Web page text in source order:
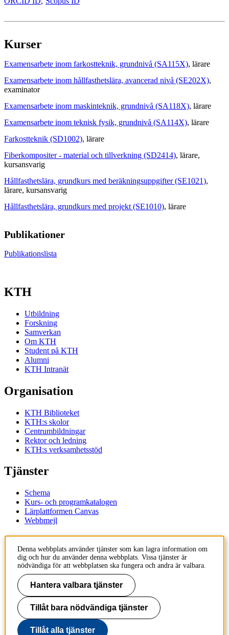
Kurser
Examensarbete inom farkostteknik, grundnivå (SA115X), lärare
Examensarbete inom hållfasthetslära, avancerad nivå (SE202X),
examinator
Examensarbete inom maskinteknik, grundnivå (SA118X), lärare
Examensarbete inom teknisk fysik, grundnivå (SA114X), lärare
Farkostteknik (SD1002), lärare
Fiberkompositer - material och tillverkning (SD2414), lärare,
kursansvarig
Hållfasthetslära, grundkurs med beräkningsuppgifter (SE1021),
lärare, kursansvarig
Hållfasthetslära, grundkurs med projekt (SE1010), lärare
Publikationer
Publikationslista
KTH
Utbildning
Forskning
Samverkan
Om KTH
Student på KTH
Alumni
KTH Intranät
Organisation
KTH Biblioteket
KTH:s skolor
Centrumbildningar
Rektor och ledning
KTH:s verksamhetsstöd
Tjänster
Schema
Kurs- och programkatalogen
Lärplattformen Canvas
Webbmejl
KTH
100 44 Stockholm
+46 8 790 60 00
Kontakta KTH
Jobba på KTH
Press och media
Faktura och betalning KTH
Denna webbplats använder tjänster som kan lagra information om
dig och hur du använder denna webbplats. Vissa tjänster är
nödvändiga för att webbplatsen ska fungera och andra är valbara.
Hantera valbara tjänster
Tillåt bara nödvändiga tjänster
Tillåt alla tjänster